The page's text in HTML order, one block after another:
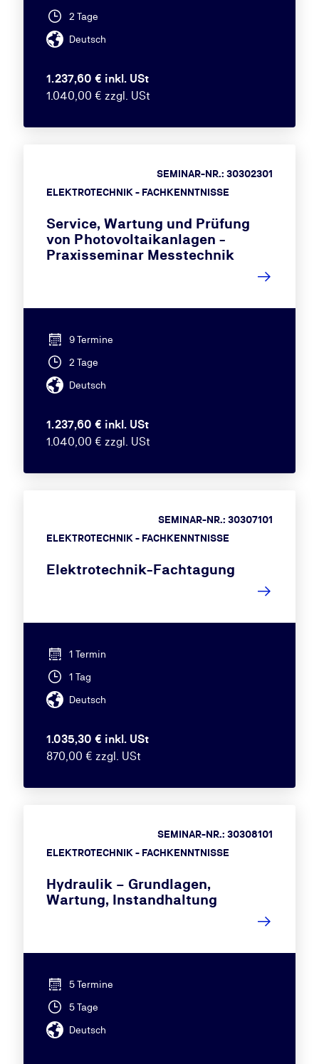
2 Tage
Deutsch
1.237,60 € inkl. USt
1.040,00 € zzgl. USt
ELEKTROTECHNIK - FACHKENNTNISSE
SEMINAR-NR.: 30302301
Service, Wartung und Prüfung
von Photovoltaikanlagen -
Praxisseminar Messtechnik
9 Termine
2 Tage
Deutsch
1.237,60 € inkl. USt
1.040,00 € zzgl. USt
ELEKTROTECHNIK - FACHKENNTNISSE
SEMINAR-NR.: 30307101
Elektrotechnik-Fachtagung
1 Termin
1 Tag
Deutsch
1.035,30 € inkl. USt
870,00 € zzgl. USt
ELEKTROTECHNIK - FACHKENNTNISSE
SEMINAR-NR.: 30308101
Hydraulik – Grundlagen,
Wartung, Instandhaltung
5 Termine
5 Tage
Deutsch